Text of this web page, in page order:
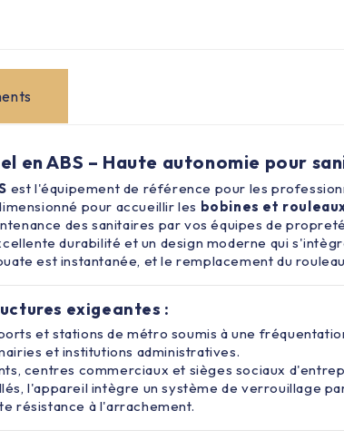
en ABS – Haute autonomie pour
est l'équipement de référence pour les
pour accueillir les bobines et
des sanitaires par vos équipes de
durabilité et un design moderne qui
est instantanée, et le remplacement du
exigeantes :
et stations de métro soumis à une
et institutions administratives.
centres commerciaux et sièges sociaux
l'appareil intègre un système de verrouillage
résistance à l'arrachement.